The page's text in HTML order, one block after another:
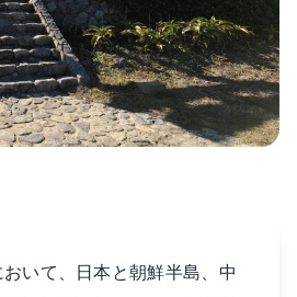
いて、日本と朝鮮半島、中